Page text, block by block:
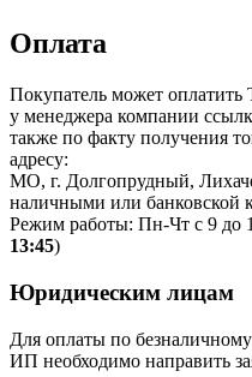
Оплата
Покупатель может оплатить
у менеджера компании
также по факту получения
адресу:
МО, г. Долгопрудный,
наличными или банковской
Режим работы: Пн-Чт с 9 до
13:45)
Юридическим лицам
Для оплаты по
ИП необходимо направить